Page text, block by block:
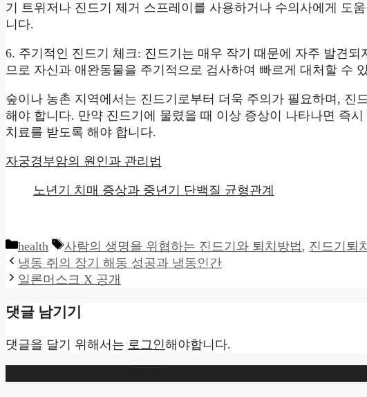
기 트위저나 진드기 제거 스프레이를 사용하거나 수의사에게 도
니다.
6. 주기적인 진드기 체크: 진드기는 매우 작기 때문에 자주 발견되
므로 자신과 애완동물을 주기적으로 검사하여 빠르게 대처할 수
숲이나 농촌 지역에서는 진드기로부터 더욱 주의가 필요하며, 진
해야 합니다. 만약 진드기에 물렸을 때 이상 증상이 나타나면 즉시
치료를 받도록 해야 합니다.
자궁경부암의 원인과 관리법
노년기 치매 증상과 중년기 단백질 균형관계
카
테
고
health
태
그
사람의 생명을 위협하는 진드기와 퇴치방법 , 진드기퇴치
냉동 쥐의 장기 해동 성공과 냉동인간
일론머스크 X 공개
댓글 남기기
댓글을 달기 위해서는 로그인해야합니다.